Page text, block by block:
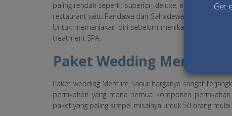
paling rendah seperti: superior, deluxe, executive
restaurant yaitu Pandawa dan Sahadewa resto dan 1
Untuk memanjakan diri sebelum menikah, bride atau
treatment SPA.
Paket Wedding Mercure
Paket wedding Mercure Sanur harganya sangat
pernikahan yang mana semua komponen
paket yang paling simpel misalnya untuk 50 orang
Get